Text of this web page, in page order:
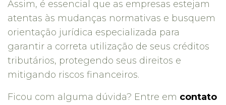
Assim, é essencial que as empresas estejam
atentas às mudanças normativas e busquem
orientação jurídica especializada para
garantir a correta utilização de seus créditos
tributários, protegendo seus direitos e
mitigando riscos financeiros.
Ficou com alguma dúvida? Entre em contato